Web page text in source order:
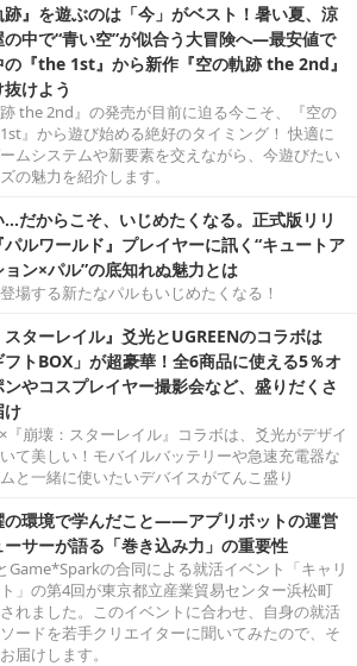
跡』を遊ぶのは「今」がベスト！暑い夏、涼
の中で“青い空”が似合う大冒険へ―最安値で
の『the 1st』から新作『空の軌跡 the 2nd』
けよう
跡 the 2nd』の発売が目前に迫る今こそ、『空の
』から遊び始める絶好のタイミング！ 快適に
ムシステムや新要素を交えながら、今遊びたい
の魅力を紹介します。
…だからこそ、いじめたくなる。正式版リリ
パルワールド』プレイヤーに訊く“キュートア
ョン×パル”の底知れぬ魅力とは
場する新たなパルもいじめたくなる！
スターレイル』爻光とUGREENのコラボは
フトBOX」が超豪華！全6商品に使える5％オ
ンやコスプレイヤー撮影会など、盛りだくさ
け
『崩壊：スターレイル』コラボは、爻光がデザイ
て美しい！モバイルバッテリーや急速充電器な
と一緒に使いたいデバイスがてんこ盛り
の環境で学んだこと――アプリボットの運営
ーサーが語る「巻き込み力」の重要性
Game*Sparkの合同による就活イベント「キャリ
」の第4回が東京都立産業貿易センター浜松町
れました。このイベントに合わせ、自身の就活
ードを若手クリエイターに聞いてみたので、そ
届けします。